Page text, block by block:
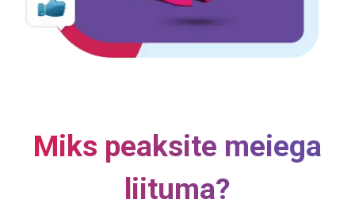
Miks peaksite meiega
liituma?